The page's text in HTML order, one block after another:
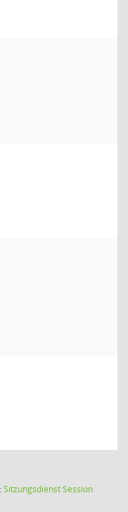
SitzungsdienstSession(Wird in